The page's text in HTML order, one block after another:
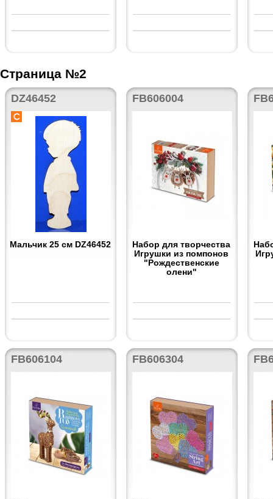
Страница №2
DZ46452
Мальчик 25 см DZ46452
FB606004
Набор для творчества
Игрушки из помпонов
"Рождественские
олени"
FB606104 FB606304